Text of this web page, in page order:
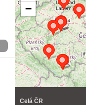
−
Celá ČR